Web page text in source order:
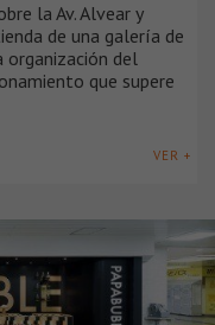
la Av. Alvear y
de una galería de
del
que supere
VER +